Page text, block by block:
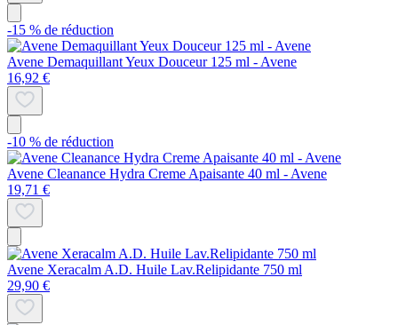
-15 % de réduction
Avene Demaquillant Yeux Douceur 125 ml - Avene
16,92 €
-10 % de réduction
Avene Cleanance Hydra Creme Apaisante 40 ml - Avene
19,71 €
Avene Xeracalm A.D. Huile Lav.Relipidante 750 ml
29,90 €